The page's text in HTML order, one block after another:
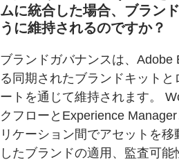
ムに統合した場合、ブラン
うに維持されるのですか？
ブランドガバナンスは、Adobe
る同期されたブランドキット
ートを通じて維持されます。
クフローとExperience
リケーション間でアセットを
したブランドの適用、監査可